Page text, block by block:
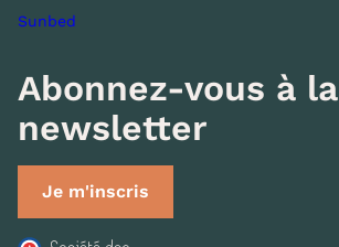
Sunbed
Abonnez-vous à la
newsletter
Je m'inscris